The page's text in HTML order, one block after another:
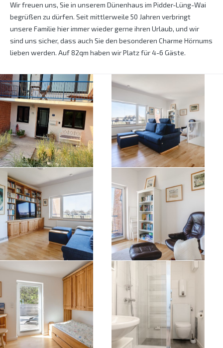
Wir freuen uns, Sie in unserem Dünenhaus im Pidder-Lüng-Wai
begrüßen zu dürfen. Seit mittlerweile 50 Jahren verbringt
unsere Familie hier immer wieder gerne ihren Urlaub, und wir
sind uns sicher, dass auch Sie den besonderen Charme Hörnums
lieben werden. Auf 82qm haben wir Platz für 4-6 Gäste.